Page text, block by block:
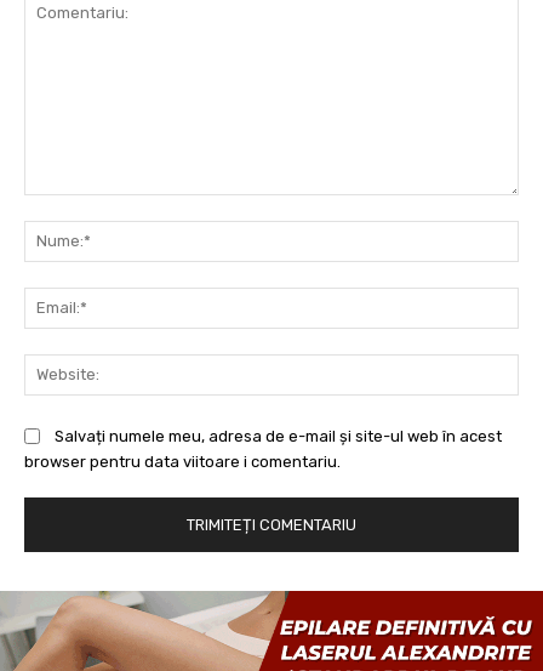
Salvați numele meu, adresa de e-mail și site-ul web în acest
browser pentru data viitoare i comentariu.